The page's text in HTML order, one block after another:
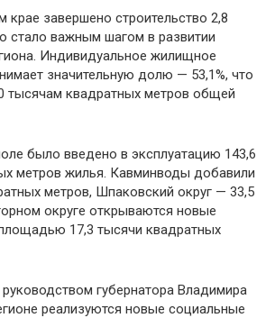
крае завершено строительство 2,8
стало важным шагом в развитии
Индивидуальное жилищное
значительную долю — 53,1%, что
тысячам квадратных метров общей
было введено в эксплуатацию 143,6
метров жилья. Кавминводы добавили
метров, Шпаковский округ — 33,5
округе открываются новые
17,3 тысячи квадратных
губернатора Владимира
реализуются новые социальные